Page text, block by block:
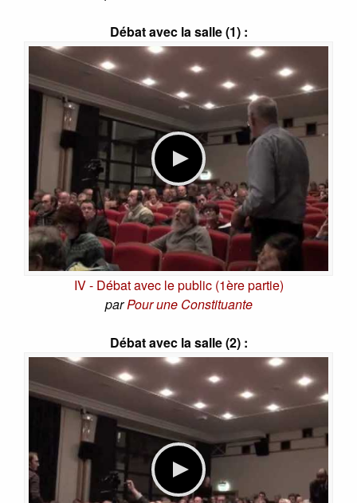
Débat avec la salle (1) :
IV - Débat avec le public (1ère partie)
parPour une Constituante
Débat avec la salle (2) :